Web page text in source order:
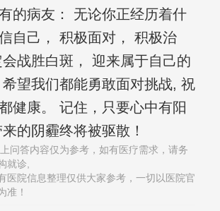
的病友： 无论你正经历着什
自己， 积极面对， 积极治
战胜白斑， 迎来属于自己的
望我们都能勇敢面对挑战, 祝
健康。 记住，只要心中有阳
的阴霾终将被驱散！
问答内容仅为参考，如有医疗需求，请务
就诊,
医院信息整理仅供大家参考，一切以医院官
准！